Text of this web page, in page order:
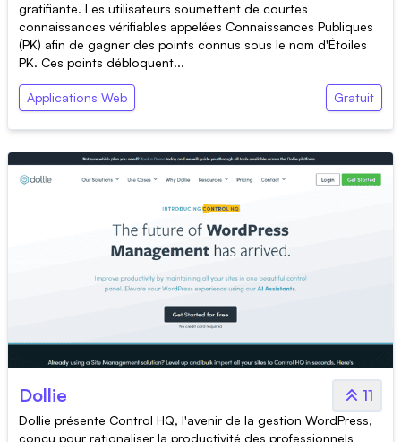
gratifiante. Les utilisateurs soumettent de courtes
connaissances vérifiables appelées Connaissances Publiques
(PK) afin de gagner des points connus sous le nom d'Étoiles
PK. Ces points débloquent...
Applications Web Gratuit
Dollie 11
Dollie présente Control HQ, l'avenir de la gestion WordPress,
conçu pour rationaliser la productivité des professionnels